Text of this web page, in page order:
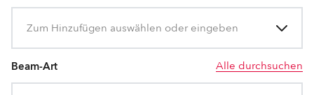
Zum Hinzufügen auswählen oder eingeben
Beam-Art Alle durchsuchen